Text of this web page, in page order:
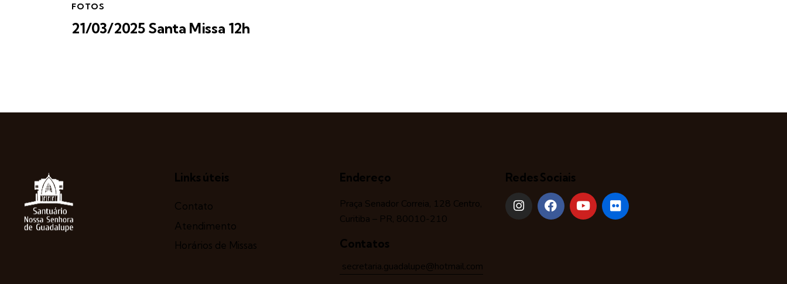
FOTOS
21/03/2025 Santa Missa 12h
Links úteis
Contato
Atendimento
Horários de Missas
Endereço
Praça Senador Correia, 128 Centro,
Curitiba – PR, 80010-210
Contatos
secretaria.guadalupe@hotmail.com
Redes Sociais